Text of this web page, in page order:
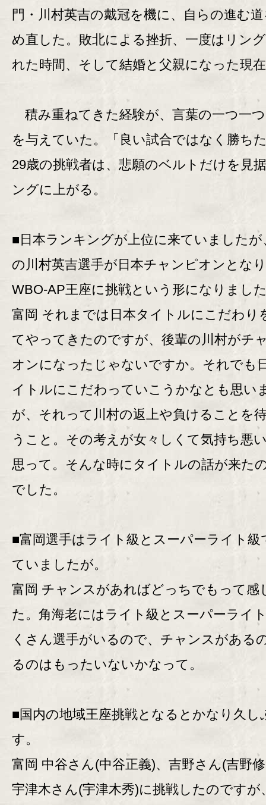
門・川村英吉の戴冠を機に、自らの進む
め直した。敗北による挫折、一度はリン
れた時間、そして結婚と父親になった現
積み重ねてきた経験が、言葉の一つ一
を与えていた。「良い試合ではなく勝ち
29歳の挑戦者は、悲願のベルトだけを見
ングに上がる。
■日本ランキングが上位に来ていましたが
の川村英吉選手が日本チャンピオンとな
WBO-AP王座に挑戦という形になりまし
富岡 それまでは日本タイトルにこだわり
てやってきたのですが、後輩の川村がチ
オンになったじゃないですか。それでも
イトルにこだわっていこうかなとも思い
が、それって川村の返上や負けることを
うこと。その考えが女々しくて気持ち悪
思って。そんな時にタイトルの話が来た
でした。
■富岡選手はライト級とスーパーライト級
ていましたが。
富岡 チャンスがあればどっちでもって感
た。角海老にはライト級とスーパーライ
くさん選手がいるので、チャンスがある
るのはもったいないかなって。
■国内の地域王座挑戦となるとかなり久し
す。
富岡 中谷さん(中谷正義)、吉野さん(吉野
宇津木さん(宇津木秀)に挑戦したのですが